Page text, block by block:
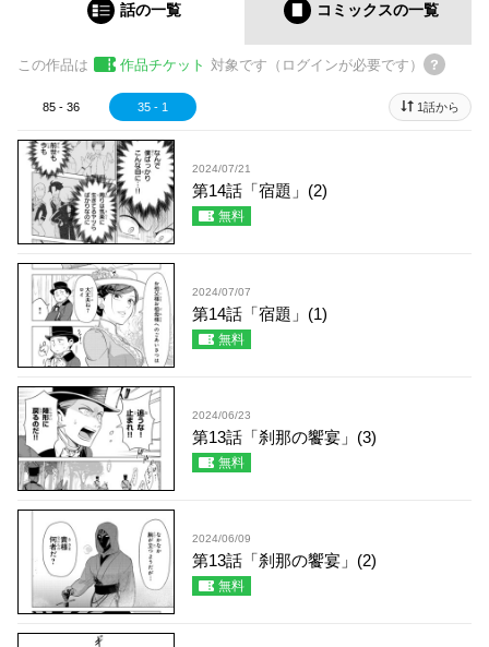
話の一覧 コミックスの一覧
この作品は 作品チケット 対象です（ログインが必要です）
85 - 36 35 - 1 1話から
2024/07/21
第14話「宿題」(2)
無料
2024/07/07
第14話「宿題」(1)
無料
2024/06/23
第13話「刹那の饗宴」(3)
無料
2024/06/09
第13話「刹那の饗宴」(2)
無料